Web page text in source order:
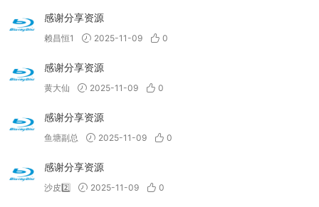
感谢分享资源
赖昌恒1 2025-11-09 0
感谢分享资源
黄大仙 2025-11-09 0
感谢分享资源
鱼塘副总 2025-11-09 0
感谢分享资源
沙皮2️⃣ 2025-11-09 0